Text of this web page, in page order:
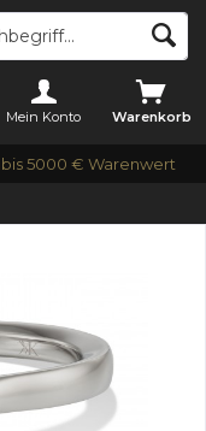
5000 € Warenwert
Warenkorb
Mein Konto